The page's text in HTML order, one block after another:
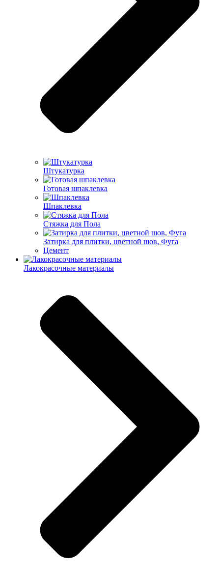
Штукатурка
Готовая шпаклевка
Шпаклевка
Стяжка для Пола
Затирка для плитки, цветной шов, Фуга
Цемент
Лакокрасочные материалы